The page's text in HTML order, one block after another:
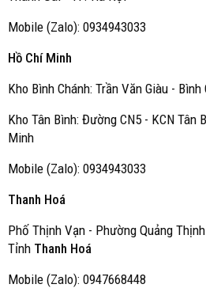
Mobile (Zalo): 0934943033
Hồ Chí Minh
Kho Bình Chánh: Trần Văn Giàu - Bình
Kho Tân Bình: Đường CN5 - KCN Tân
Minh
Mobile (Zalo): 0934943033
Thanh Hoá
Phố Thịnh Vạn - Phường Quảng
Tỉnh Thanh Hoá
Mobile (Zalo): 0947668448